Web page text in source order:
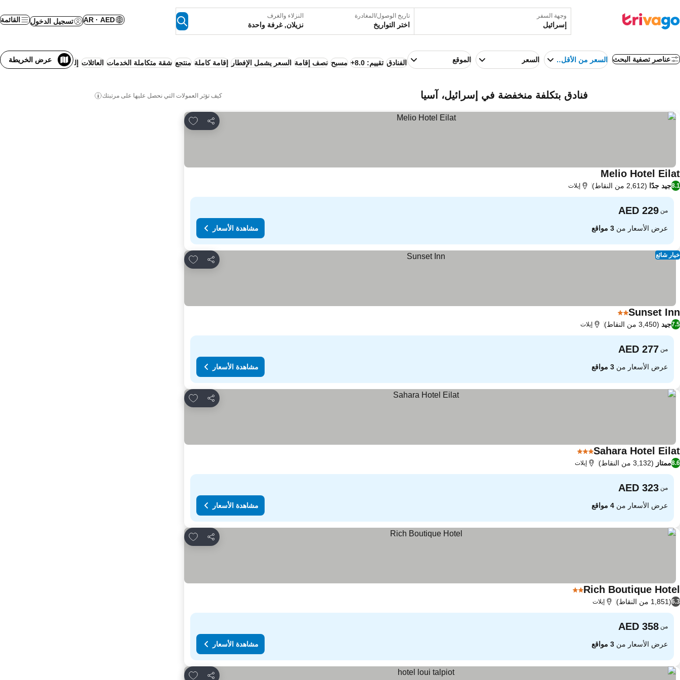
وجهة السفر تاريخ الوصول/المغادرة
اختر التواريخ
النزلاء والغرف
نزيلان, غرفة واحدة
AR · AED تسجيل الدخول القائمة
عناصر تصفية البحث السعر من الأقل إلى الأعلى
السعر الموقع الفنادق تقييم: 8.0+ مسبح نصف إقامة السعر يشمل الإفطار إقامة كاملة منتجع شقة متكاملة الخدمات العائلات إلغاء مجانيعرض الخريطة
فنادق بتكلفة منخفضة في إسرائيل، آسيا كيف تؤثر العمولات التي نحصل عليها على مرتبتك
مشاركة
Add to favorites
Melio Hotel Eilat
8.1جيد جدًا (2,612 من النقاط) إيلات
من
عرض الأسعار من 3 مواقع مشاهدة الأسعار
مشاركة
Add to favorites خيار شائع
Sunset Inn2 عدد النجوم
7.5جيد (3,450 من النقاط) إيلات
من
عرض الأسعار من 3 مواقع مشاهدة الأسعار
مشاركة
Add to favorites
Sahara Hotel Eilat3 عدد النجوم
8.6ممتاز (3,132 من النقاط) إيلات
من
عرض الأسعار من 4 مواقع مشاهدة الأسعار
مشاركة
Add to favorites
Rich Boutique Hotel2 عدد النجوم
6.3(1,851 من النقاط) إيلات
من
عرض الأسعار من 3 مواقع مشاهدة الأسعار
Add to favorites